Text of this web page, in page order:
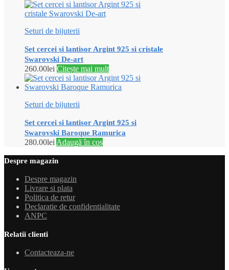
Seturi de bijuterii
Set cercei si lantisor Argint 925 si cristale
Swarovski De-art
260.00lei Citește mai mult
Seturi de bijuterii
Set cercei si lantisor Argint 925 si
Swarovski Baroque Ramurica
280.00lei Adaugă în coș
Despre magazin
Despre magazin
Livrare si plata
Politica de retur
Declaratie de confidentialitate
ANPC
Relatii clienti
Contacteaza-ne